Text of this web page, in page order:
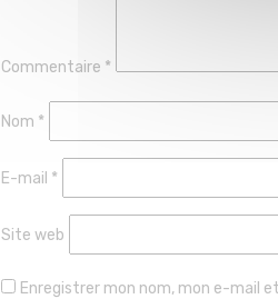
Commentaire *
Nom *
E-mail *
Site web
Enregistrer mon nom, mon e-mail